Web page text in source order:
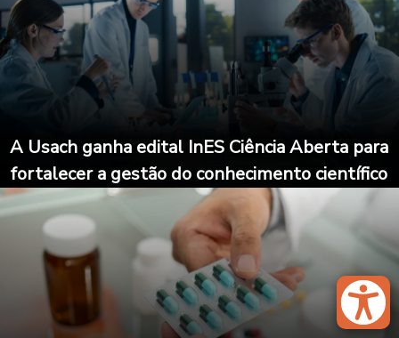
A Usach ganha edital InES Ciência Aberta para
fortalecer a gestão do conhecimento científico